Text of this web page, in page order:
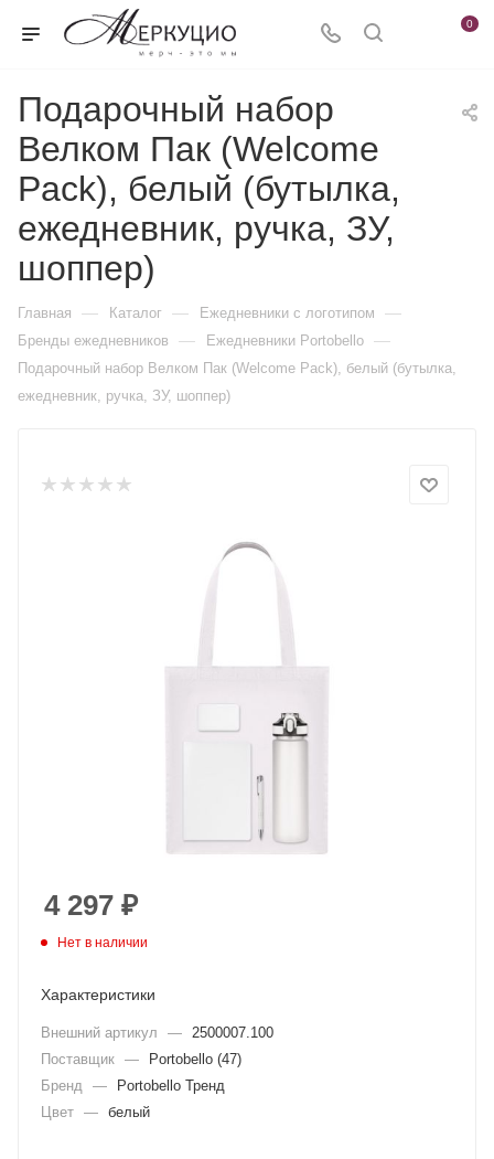
0
Подарочный набор
Велком Пак (Welcome
Pack), белый (бутылка,
ежедневник, ручка, ЗУ,
шоппер)
Главная — Каталог — Ежедневники c логотипом —
Бренды ежедневников — Ежедневники Portobello —
Подарочный набор Велком Пак (Welcome Pack), белый (бутылка,
ежедневник, ручка, ЗУ, шоппер)
4 297 ₽
Нет в наличии
Характеристики
Внешний артикул —
2500007.100
Поставщик —
Portobello (47)
Бренд
—
Portobello Тренд
Цвет — белый